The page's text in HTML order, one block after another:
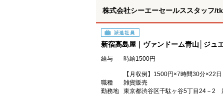
株式会社シーエーセールススタッフ/
派遣社員
新宿高島屋｜ヴァンドーム青山│ジュ
給与 時給1500円
【月収例】1500円×7時間30分×22
職種
雑貨販売
勤務地
東京都渋谷区千駄ヶ谷5丁目24－2